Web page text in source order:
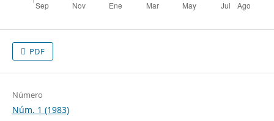
PDF
Número
Núm. 1 (1983)